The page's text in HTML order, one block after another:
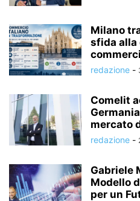
Milano
sfida
redazione -
Comelit
mercato
redazione -
Gabriele
Modello
per un